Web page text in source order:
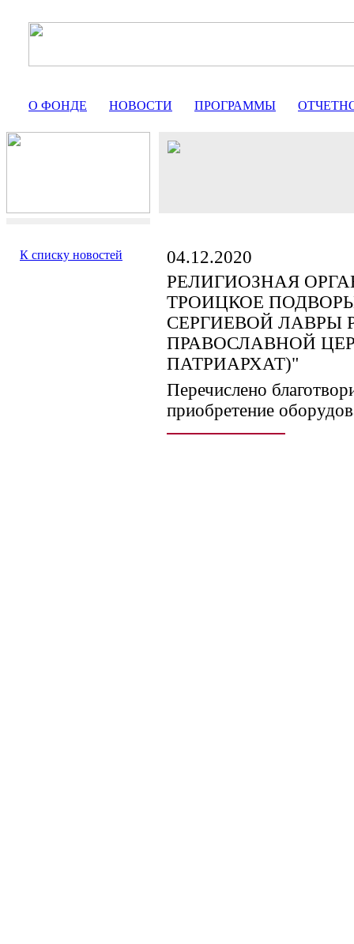
О ФОНДЕ НОВОСТИ ПРОГРАММЫ
К списку новостей
04.12.2020
РЕЛИГИОЗНАЯ
ТРОИЦКОЕ
СЕРГИЕВОЙ ЛАВРЫ
ПРАВОСЛАВНОЙ
ПАТРИАРХАТ)"
Перечислено
приобретение